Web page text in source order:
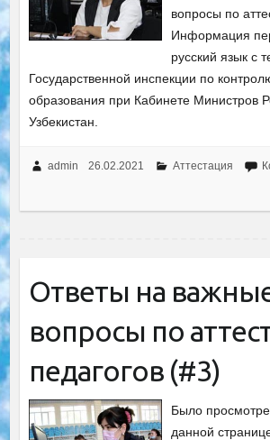
вопросы по
Информация
русский язык с
Государственной инспекции по
образования при Кабинете Министров
Узбекистан.
admin 26.02.2021 Аттестация
Ответы на
вопросы по
педагогов (#3)
Было
данной